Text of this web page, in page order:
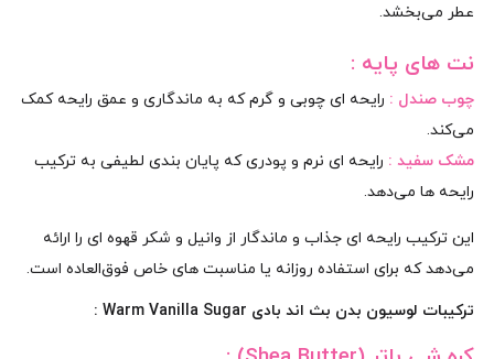
عطر می‌بخشد.
نت‌ های پایه :
چوب صندل : رایحه‌ ای چوبی و گرم که به ماندگاری و عمق رایحه کمک
می‌کند.
مشک سفید : رایحه‌ ای نرم و پودری که پایان‌ بندی لطیفی به ترکیب
رایحه‌ ها می‌دهد.
این ترکیب رایحه‌ ای جذاب و ماندگار از وانیل و شکر قهوه‌ ای را ارائه
می‌دهد که برای استفاده روزانه یا مناسبت‌ های خاص فوق‌العاده است.
ترکیبات لوسیون بدن بث اند بادی Warm Vanilla Sugar :